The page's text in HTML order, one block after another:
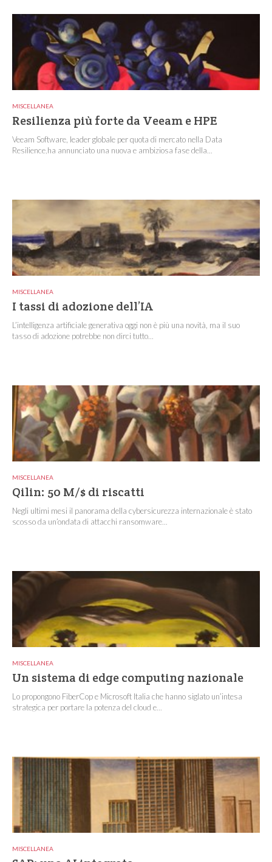
MISCELLANEA
Resilienza più forte da Veeam e HPE
Veeam Software, leader globale per quota di mercato nella Data
Resilience,ha annunciato una nuova e ambiziosa fase della...
MISCELLANEA
I tassi di adozione dell’IA
L’intelligenza artificiale generativa oggi non è più una novità, ma il suo
tasso di adozione potrebbe non dirci tutto...
MISCELLANEA
Qilin: 50 M/$ di riscatti
Negli ultimi mesi il panorama della cybersicurezza internazionale è stato
scosso da un’ondata di attacchi ransomware...
MISCELLANEA
Un sistema di edge computing nazionale
Lo propongono FiberCop e Microsoft Italia che hanno siglato un’intesa
strategica per portare la potenza del cloud e...
MISCELLANEA